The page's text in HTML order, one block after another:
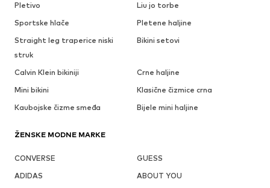
Pletivo
Liu jo torbe
Sportske hlače
Pletene haljine
Straight leg traperice niski
struk
Bikini setovi
Calvin Klein bikiniji
Crne haljine
Mini bikini
Klasične čizmice crna
Kaubojske čizme smeđa
Bijele mini haljine
ŽENSKE MODNE MARKE
CONVERSE
GUESS
ADIDAS
ABOUT YOU